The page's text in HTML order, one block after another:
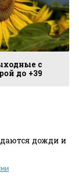
с
до +39
дожди и